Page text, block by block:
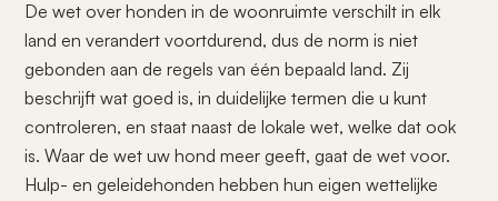
De wet over honden in de woonruimte verschilt in elk
land en verandert voortdurend, dus de norm is niet
gebonden aan de regels van één bepaald land. Zij
beschrijft wat goed is, in duidelijke termen die u kunt
controleren, en staat naast de lokale wet, welke dat ook
is. Waar de wet uw hond meer geeft, gaat de wet voor.
Hulp- en geleidehonden hebben hun eigen wettelijke